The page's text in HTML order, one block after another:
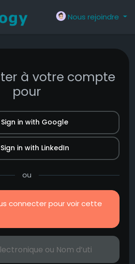
Nous rejoindre
à votre compte
pour
Sign in with Google
Sign in with LinkedIn
ou
connecter pour voir cette